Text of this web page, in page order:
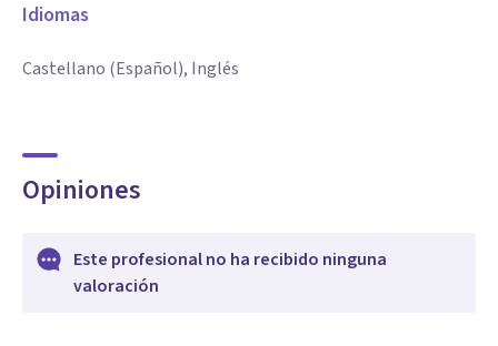
Idiomas
Castellano (Español), Inglés
Opiniones
Este profesional no ha recibido ninguna
valoración